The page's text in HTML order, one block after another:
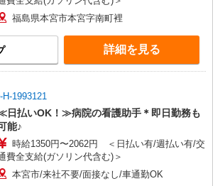
福島県本宮市本宮字南町裡
詳細を見る
1993121
日払いOK！≫病院の看護助手＊即日勤務も
能♪
時給1350円〜2062円 ＜日払い有/週払い有/交
費全支給(ガソリン代含む)＞
本宮市/来社不要/面接なし/車通勤OK